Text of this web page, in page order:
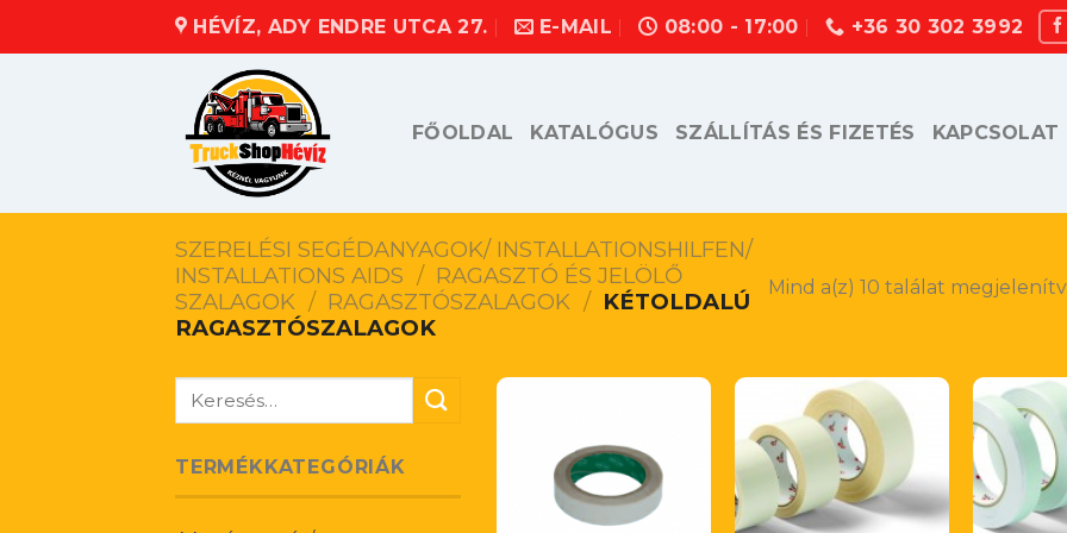
HÉVÍZ, ADY ENDRE UTCA 27. E-MAIL 08:00 - 17:00 +36 30 302 3992
FŐOLDAL KATALÓGUS SZÁLLÍTÁS ÉS FIZETÉS KAPCSOLAT
SZERELÉSI SEGÉDANYAGOK/ INSTALLATIONSHILFEN/
INSTALLATIONS AIDS / RAGASZTÓ ÉS JELÖLŐ
SZALAGOK / RAGASZTÓSZALAGOK / KÉTOLDALÚ
RAGASZTÓSZALAGOK
Mind a(z) 10 találat
Keresés
TERMÉKKATEGÓRIÁK